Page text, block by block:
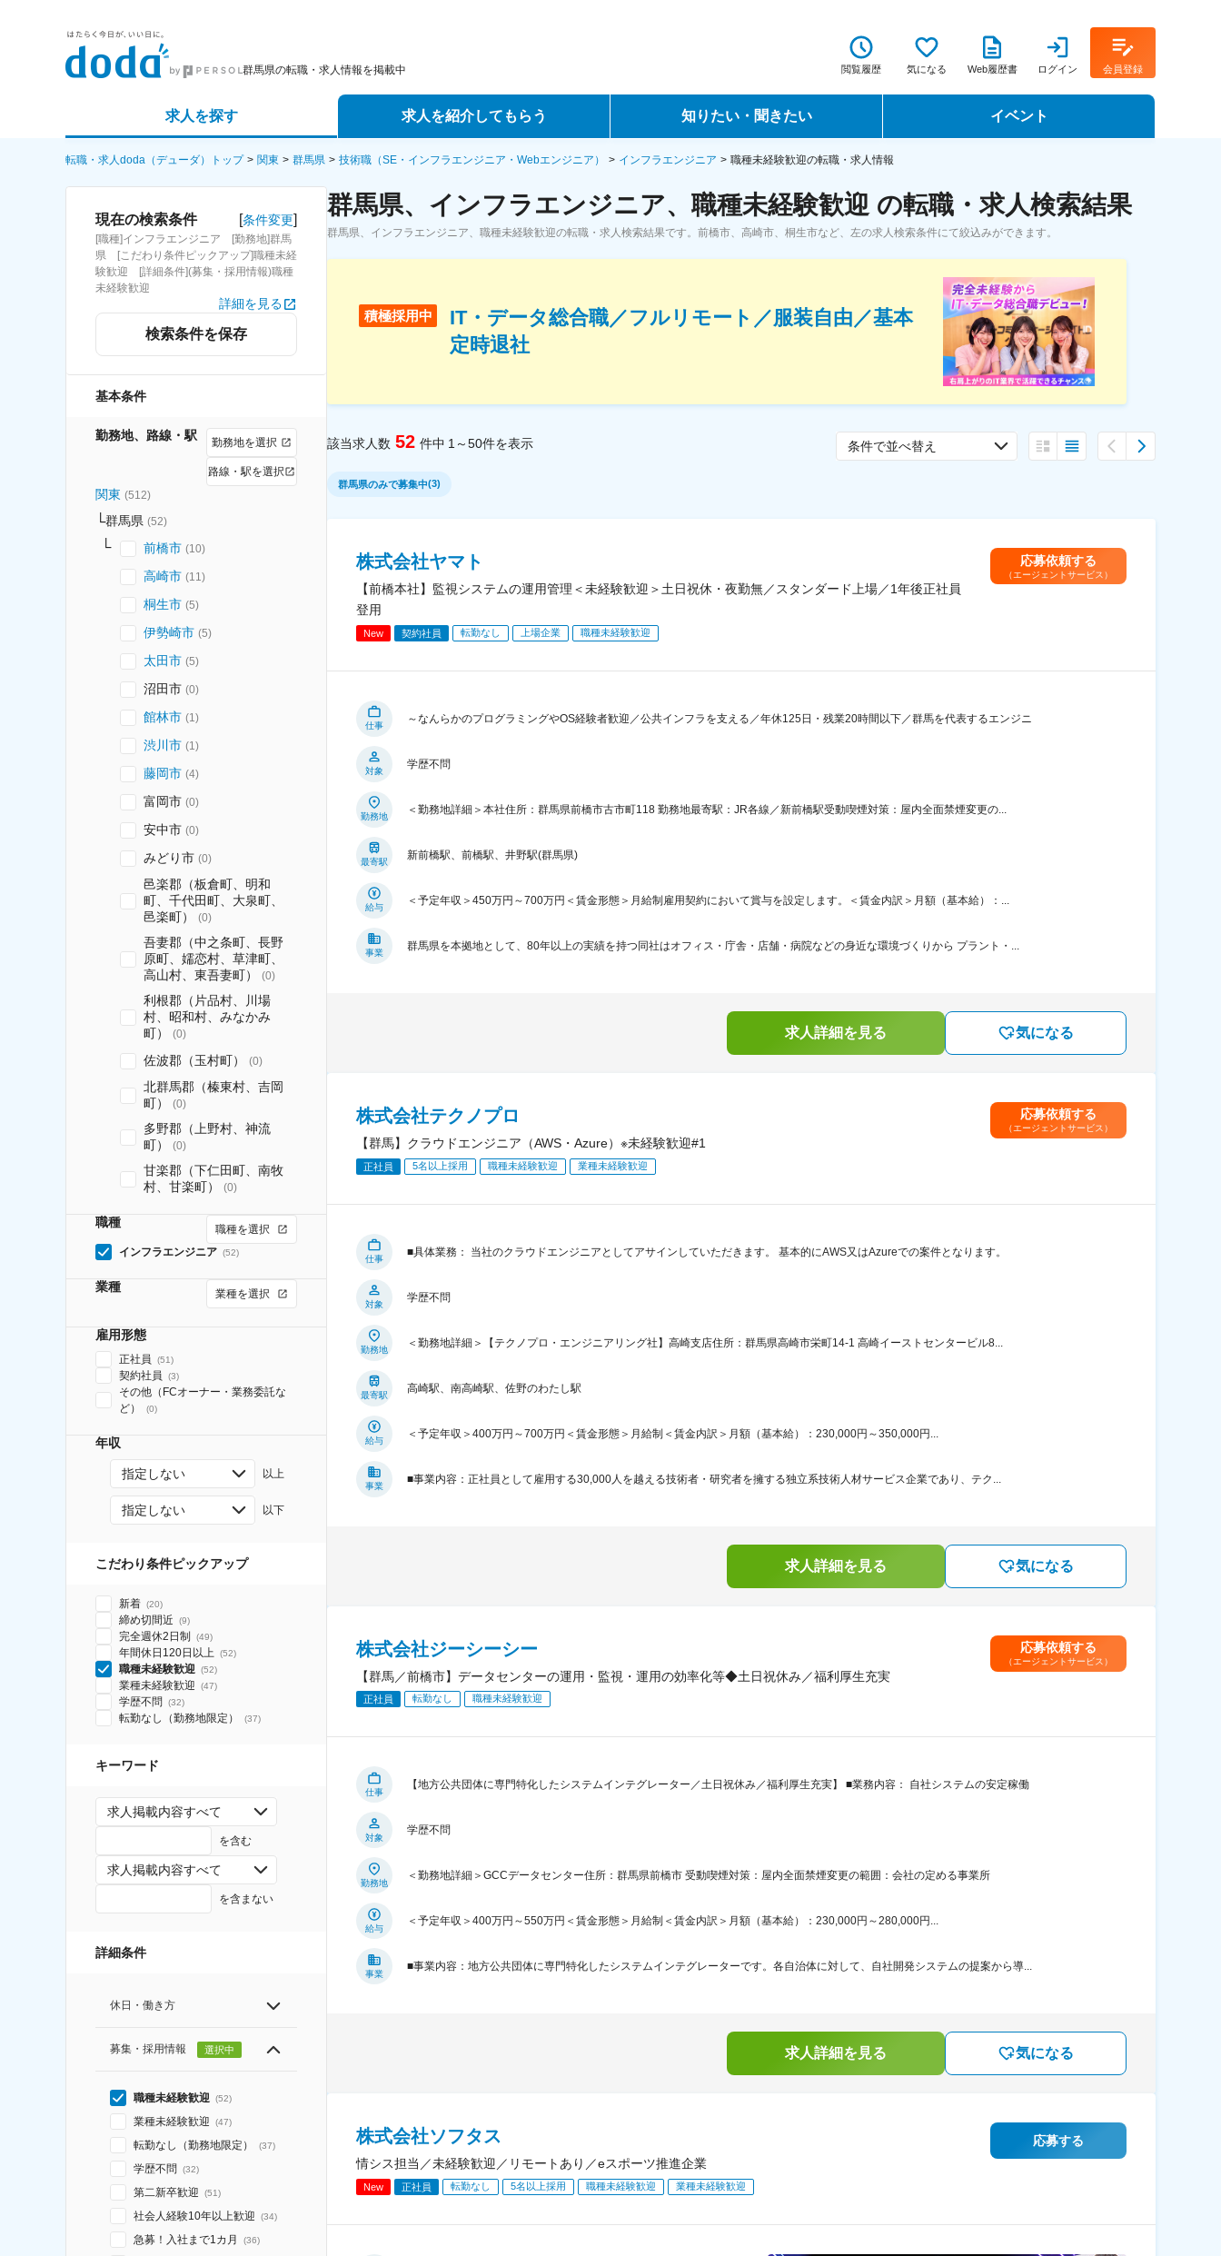
群馬県の転職・求人情報を掲載中 閲覧履歴 気になる Web履歴書 ログイン 会員登録
求人を探す
詳細条件から探す
求人特集から探す
求人を紹介してもらう
エージェントサービス
スカウトサービス
知りたい・聞きたい
転職ノウハウ
データで見る転職
イベント
転職フェア
転職・求人doda（デューダ）トップ 関東 群馬県 技術職（SE・インフラエンジニア・Webエンジニア） インフラエンジニア 職種未経験歓迎の転職・求人情報
現在の検索条件 [条件変更]
[職種]インフラエンジニア [勤務地]群馬
県 [こだわり条件ピックアップ]職種未経
験歓迎 [詳細条件](募集・採用情報)職種
未経験歓迎
詳細を見る
検索条件を保存
基本条件
勤務地、路線・駅 勤務地を選択
路線・駅を選択
関東 (512)
群馬県 (52)
前橋市 (10)
高崎市 (11 )
桐生市 (5)
伊勢崎市 (5)
太田市 (5)
沼田市 (0)
館林市 (1 )
渋川市 (1 )
藤岡市 (4)
富岡市 (0)
安中市 (0)
みどり市 (0)
邑楽郡（板倉町、明和
町、千代田町、大泉町、
邑楽町）
(0)
吾妻郡（中之条町、長野
原町、嬬恋村、草津町、
高山村、東吾妻町）
(0)
利根郡（片品村、川場
村、昭和村、みなかみ
町）
(0)
佐波郡（玉村町） (0)
北群馬郡（榛東村、吉岡
町）
(0)
多野郡（上野村、神流
町）
(0)
甘楽郡（下仁田町、南牧
村、甘楽町）
(0)
職種
職種を選択
インフラエンジニア (52)
業種 業種を選択
雇用形態
正社員 (51)
契約社員 (3)
その他（FCオーナー・業務委託な
ど）
(0)
年収
指定しない 以上
指定しない 以下
こだわり条件ピックアップ
新着 (20)
締め切間近 (9)
完全週休2日制 (49)
年間休日120日以上 (52)
職種未経験歓迎 (52)
業種未経験歓迎 (47)
学歴不問 (32)
転勤なし（勤務地限定） (37)
キーワード
求人掲載内容すべて
を含む
求人掲載内容すべて
を含まない
詳細条件
休日・働き方
募集・採用情報 選択中
職種未経験歓迎 (52)
業種未経験歓迎 (47)
転勤なし（勤務地限定） (37)
学歴不問 (32)
第二新卒歓迎 (51)
社会人経験10年以上歓迎 (34)
急募！入社まで1カ月 (36)
群馬県、インフラエンジニア、職種未経験歓迎 の転職・求人検索結果
群馬県、インフラエンジニア、職種未経験歓迎の転職・求人検索結果です。前橋市、高崎市、桐生市など、左の求人検索条件にて絞込みができます。
積極採用中
IT・データ総合職／フルリモート／服装自由／基本
定時退社
該当求人数 52 件中 1～50件を表示 条件で並べ替え
群馬県のみで募集中(3)
株式会社ヤマト
【前橋本社】監視システムの運用管理＜未経験歓迎＞土日祝休・夜勤無／スタンダード上場／1年後正社員
登用
New 契約社員 転勤なし 上場企業 職種未経験歓迎
応募依頼する
（エージェントサービス）
仕事
～なんらかのプログラミングやOS経験者歓迎／公共インフラを支える／年休125日・残業20時間以下／群馬を代表するエンジニ
対象
学歴不問
勤務地
＜勤務地詳細＞本社住所：群馬県前橋市古市町118 勤務地最寄駅：JR各線／新前橋駅受動喫煙対策：屋内全面禁煙変更の...
最寄駅
新前橋駅、前橋駅、井野駅(群馬県)
給与
＜予定年収＞450万円～700万円＜賃金形態＞月給制雇用契約において賞与を設定します。＜賃金内訳＞月額（基本給）：...
事業
群馬県を本拠地として、80年以上の実績を持つ同社はオフィス・庁舎・店舗・病院などの身近な環境づくりから プラント・...
求人詳細を見る 気になる
株式会社テクノプロ
【群馬】クラウドエンジニア（AWS・Azure）※未経験歓迎#1
正社員 5名以上採用 職種未経験歓迎 業種未経験歓迎
応募依頼する
（エージェントサービス）
仕事
■具体業務： 当社のクラウドエンジニアとしてアサインしていただきます。 基本的にAWS又はAzureでの案件となります。
対象
学歴不問
勤務地
＜勤務地詳細＞【テクノプロ・エンジニアリング社】高崎支店住所：群馬県高崎市栄町14-1 高崎イーストセンタービル8...
最寄駅
高崎駅、南高崎駅、佐野のわたし駅
給与
＜予定年収＞400万円～700万円＜賃金形態＞月給制＜賃金内訳＞月額（基本給）：230,000円～350,000円...
事業
■事業内容：正社員として雇用する30,000人を越える技術者・研究者を擁する独立系技術人材サービス企業であり、テク...
求人詳細を見る 気になる
株式会社ジーシーシー
【群馬／前橋市】データセンターの運用・監視・運用の効率化等◆土日祝休み／福利厚生充実
正社員 転勤なし 職種未経験歓迎
応募依頼する
（エージェントサービス）
仕事
【地方公共団体に専門特化したシステムインテグレーター／土日祝休み／福利厚生充実】 ■業務内容： 自社システムの安定稼働
対象
学歴不問
勤務地
＜勤務地詳細＞GCCデータセンター住所：群馬県前橋市 受動喫煙対策：屋内全面禁煙変更の範囲：会社の定める事業所
給与
＜予定年収＞400万円～550万円＜賃金形態＞月給制＜賃金内訳＞月額（基本給）：230,000円～280,000円...
事業
■事業内容：地方公共団体に専門特化したシステムインテグレーターです。各自治体に対して、自社開発システムの提案から導...
求人詳細を見る 気になる
株式会社ソフタス
情シス担当／未経験歓迎／リモートあり／eスポーツ推進企業
New 正社員 転勤なし 5名以上採用 職種未経験歓迎 業種未経験歓迎
応募する